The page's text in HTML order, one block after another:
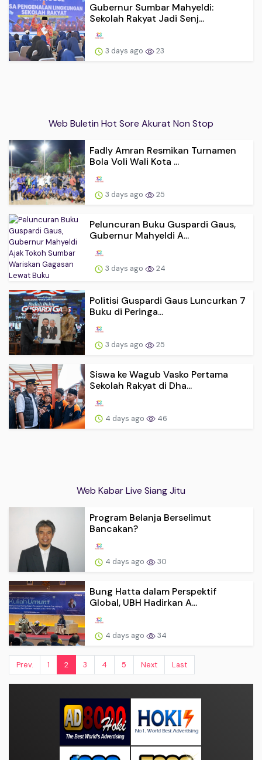
Gubernur Sumbar Mahyeldi:
Sekolah Rakyat Jadi Senj...
3 days ago 23
Web Buletin Hot Sore Akurat Non Stop
Fadly Amran Resmikan Turnamen
Bola Voli Wali Kota ...
3 days ago 25
Peluncuran Buku Guspardi Gaus,
Gubernur Mahyeldi A...
3 days ago 24
Politisi Guspardi Gaus Luncurkan 7
Buku di Peringa...
3 days ago 25
Siswa ke Wagub Vasko Pertama
Sekolah Rakyat di Dha...
4 days ago 46
Web Kabar Live Siang Jitu
Program Belanja Berselimut
Bancakan?
4 days ago 30
Bung Hatta dalam Perspektif
Global, UBH Hadirkan A...
4 days ago 34
Prev. 1 2 3 4 5 Next Last